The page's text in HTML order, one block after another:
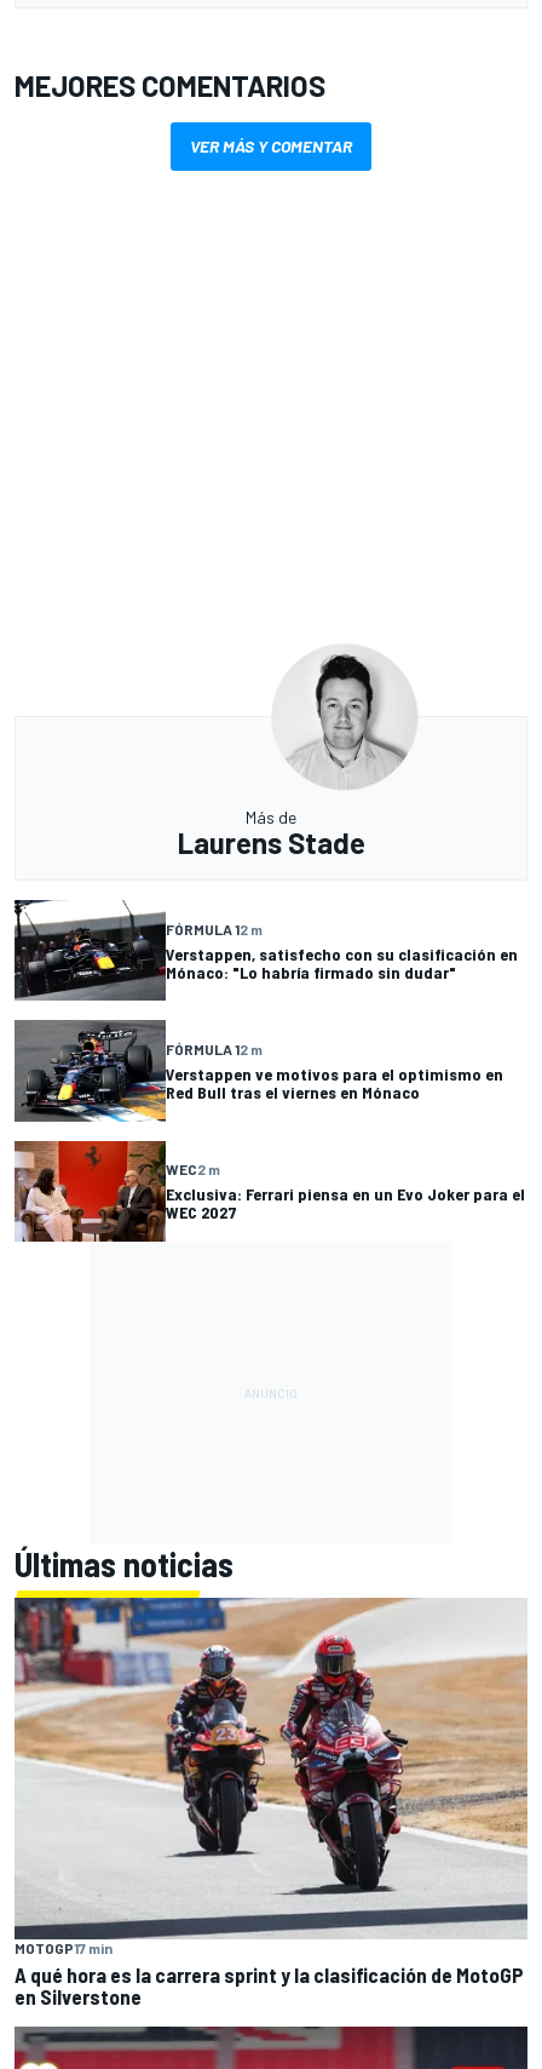
MEJORES COMENTARIOS
VER MÁS Y COMENTAR
Más de
Laurens Stade
FÓRMULA 12 m
Verstappen, satisfecho con su clasificación en
Mónaco: "Lo habría firmado sin dudar"
FÓRMULA 12 m
Verstappen ve motivos para el optimismo en
Red Bull tras el viernes en Mónaco
WEC2 m
Exclusiva: Ferrari piensa en un Evo Joker para el
WEC 2027
Últimas noticias
MOTOGP17 min
A qué hora es la carrera sprint y la clasificación de MotoGP
en Silverstone